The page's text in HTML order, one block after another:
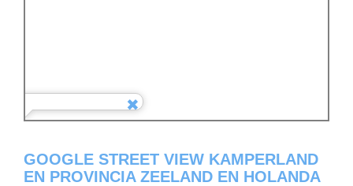
GOOGLE STREET VIEW KAMPERLAND
EN PROVINCIA ZEELAND EN HOLANDA